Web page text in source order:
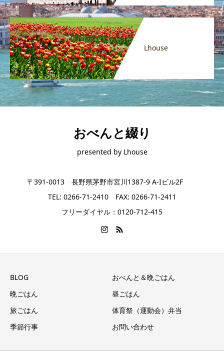
Lhouse
おべんと綴り
presented by Lhouse
〒391-0013 長野県茅野市宮川1387-9 A-Iビル2F
TEL: 0266-71-2410 FAX: 0266-71-2411
フリーダイヤル：0120-712-415
BLOG
おべんと＆晩ごはん
晩ごはん
昼ごはん
旅ごはん
体育祭（運動会）弁当
季節行事
お問い合わせ